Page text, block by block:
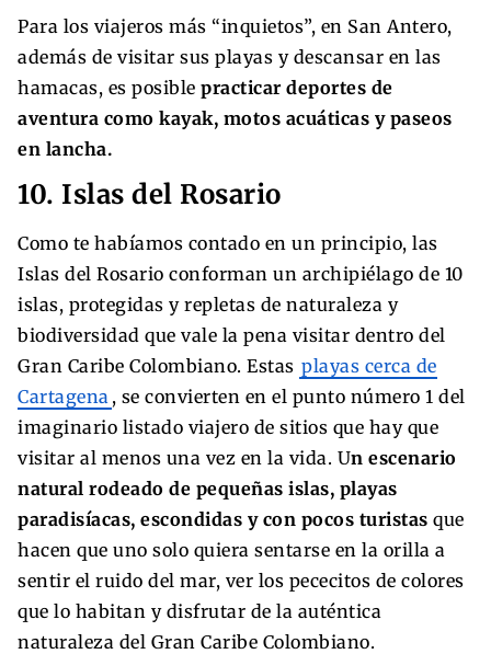
Para los viajeros más “inquietos”, en San Antero,
además de visitar sus playas y descansar en las
hamacas, es posible practicar deportes de
aventura como kayak, motos acuáticas y paseos
en lancha.
10. Islas del Rosario
Como te habíamos contado en un principio, las
Islas del Rosario conforman un archipiélago de 10
islas, protegidas y repletas de naturaleza y
biodiversidad que vale la pena visitar dentro del
Gran Caribe Colombiano. Estas playas cerca de
Cartagena , se convierten en el punto número 1 del
imaginario listado viajero de sitios que hay que
visitar al menos una vez en la vida. Un escenario
natural rodeado de pequeñas islas, playas
paradisíacas, escondidas y con pocos turistas que
hacen que uno solo quiera sentarse en la orilla a
sentir el ruido del mar, ver los pececitos de colores
que lo habitan y disfrutar de la auténtica
naturaleza del Gran Caribe Colombiano.